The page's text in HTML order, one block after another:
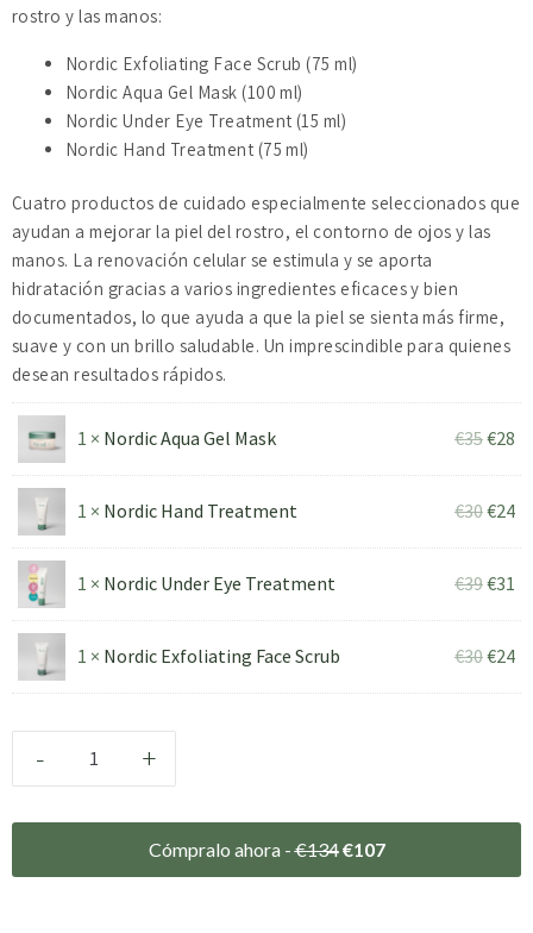
rostro y las manos:
Nordic Exfoliating Face Scrub (75 ml)
Nordic Aqua Gel Mask (100 ml)
Nordic Under Eye Treatment (15 ml)
Nordic Hand Treatment (75 ml)
Cuatro productos de cuidado especialmente seleccionados que
ayudan a mejorar la piel del rostro, el contorno de ojos y las
manos. La renovación celular se estimula y se aporta
hidratación gracias a varios ingredientes eficaces y bien
documentados, lo que ayuda a que la piel se sienta más firme,
suave y con un brillo saludable. Un imprescindible para quienes
desean resultados rápidos.
1 × Nordic Aqua Gel Mask €35€28
1 × Nordic Hand Treatment €30€24
1 × Nordic Under Eye Treatment €39€31
1 × Nordic Exfoliating Face Scrub €30€24
- +
Cómpralo ahora -€134€107